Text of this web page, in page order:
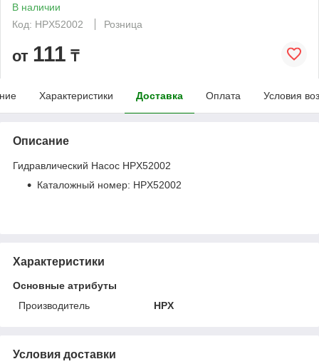
В наличии
Код: HPX52002
Розница
от 111 ₸
Характеристики Доставка Оплата Условия
Описание
Гидравлический Насос HPX52002
Каталожный номер: HPX52002
Характеристики
Основные атрибуты
Производитель
HPX
Условия доставки